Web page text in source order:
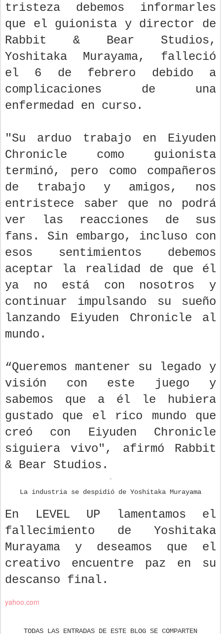
tristeza debemos informarles
que el guionista y director de
Rabbit & Bear Studios,
Yoshitaka Murayama, falleció
el 6 de febrero debido a
complicaciones de una
enfermedad en curso.
"Su arduo trabajo en Eiyuden
Chronicle como guionista
terminó, pero como compañeros
de trabajo y amigos, nos
entristece saber que no podrá
ver las reacciones de sus
fans. Sin embargo, incluso con
esos sentimientos debemos
aceptar la realidad de que él
ya no está con nosotros y
continuar impulsando su sueño
lanzando Eiyuden Chronicle al
mundo.
“Queremos mantener su legado y
visión con este juego y
sabemos que a él le hubiera
gustado que el rico mundo que
creó con Eiyuden Chronicle
siguiera vivo", afirmó Rabbit
& Bear Studios.
La industria se despidió de Yoshitaka Murayama
En LEVEL UP lamentamos el
fallecimiento de Yoshitaka
Murayama y deseamos que el
creativo encuentre paz en su
descanso final.
yahoo.com
TODAS LAS ENTRADAS DE ESTE BLOG SE COMPARTEN